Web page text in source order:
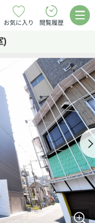
お気に入り 閲覧履歴
)